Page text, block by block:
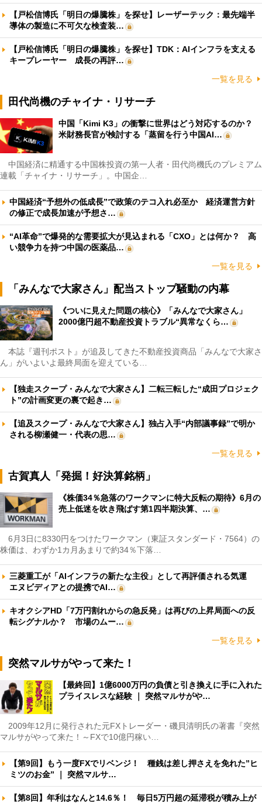
【戸松信博氏「明日の爆騰株」を探せ】レーザーテック：最先端半
導体の製造に不可欠な検査装…
【戸松信博氏「明日の爆騰株」を探せ】TDK：AIインフラを支える
キープレーヤー 成長の再評…
一覧を見る
田代尚機のチャイナ・リサーチ
中国「Kimi K3」の衝撃に世界はどう対応するのか？
米財務長官が検討する「蒸留を行う中国AI…
中国経済に精通する中国株投資の第一人者・田代尚機氏のプレミアム
連載「チャイナ・リサーチ」。中国企…
中国経済“予想外の低成長”で政策のテコ入れ必至か 経済運営方針
の修正で成長加速が予想さ…
“AI革命”で爆発的な需要拡大が見込まれる「CXO」とは何か？ 高
い競争力を持つ中国の医薬品…
一覧を見る
「みんなで大家さん」配当ストップ騒動の内幕
《ついに見えた問題の核心》「みんなで大家さん」
2000億円超不動産投資トラブル“異常なくら…
本誌『週刊ポスト』が追及してきた不動産投資商品「みんなで大家さ
ん」がいよいよ最終局面を迎えている…
【独走スクープ・みんなで大家さん】二転三転した“成田プロジェク
ト”の計画変更の裏で起き…
【追及スクープ・みんなで大家さん】独占入手“内部議事録”で明か
される柳瀬健一・代表の思…
一覧を見る
古賀真人「発掘！好決算銘柄」
《株価34％急落のワークマンに特大反転の期待》6月の
売上低迷を吹き飛ばす第1四半期決算、…
6月3日に8330円をつけたワークマン（東証スタンダード・7564）の
株価は、わずか1カ月あまりで約34％下落…
三菱重工が「AIインフラの新たな主役」として再評価される気運
エヌビディアとの提携でAI…
キオクシアHD「7万円割れからの急反発」は再びの上昇局面への反
転シグナルか？ 市場のムー…
一覧を見る
突然マルサがやって来た！
【最終回】1億6000万円の負債と引き換えに手に入れた
プライスレスな経験 ｜ 突然マルサがや…
2009年12月に発行された元FXトレーダー・磯貝清明氏の著書『突然
マルサがやって来た！～FXで10億円稼い…
【第9回】もう一度FXでリベンジ！ 種銭は差し押さえを免れた”ヒ
ミツのお金” ｜ 突然マルサ…
【第8回】年利はなんと14.6％！ 毎日5万円超の延滞税が積み上が